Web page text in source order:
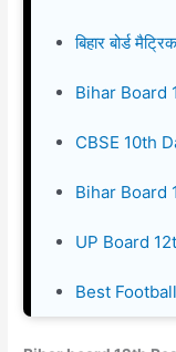
बिहार बोर्ड
Bihar Board
CBSE 10th
Bihar Board
UP Board
Best